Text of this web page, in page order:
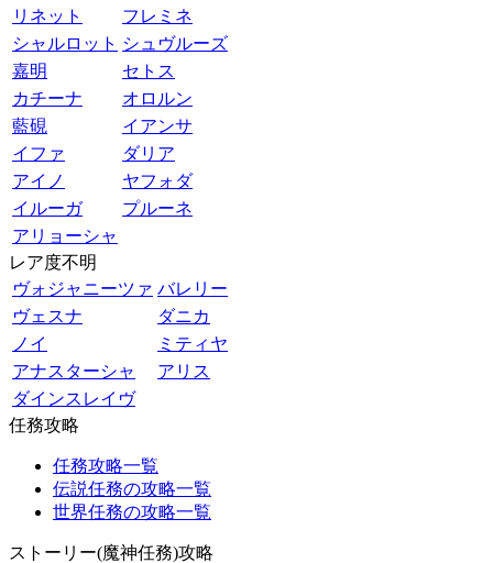
リネット
フレミネ
シャルロット シュヴルーズ
嘉明
セトス
カチーナ
オロルン
藍硯
イアンサ
イファ
ダリア
アイノ
ヤフォダ
イルーガ
プルーネ
アリョーシャ
レア度不明
ヴォジャニーツァ バレリー
ヴェスナ
ダニカ
ノイ
ミティヤ
アナスターシャ
アリス
ダインスレイヴ
任務攻略
任務攻略一覧
伝説任務の攻略一覧
世界任務の攻略一覧
ストーリー(魔神任務)攻略